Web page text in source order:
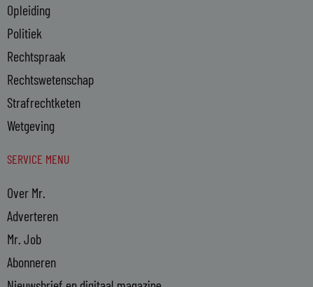
Opleiding
Politiek
Rechtspraak
Rechtswetenschap
Strafrechtketen
Wetgeving
SERVICE MENU
Over Mr.
Adverteren
Mr. Job
Abonneren